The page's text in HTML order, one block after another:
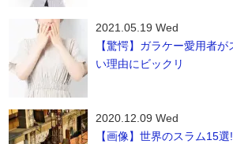
2021.05.19 Wed
【驚愕】ガラケー愛用者
い理由にビックリ
2020.12.09 Wed
【画像】世界のスラム15